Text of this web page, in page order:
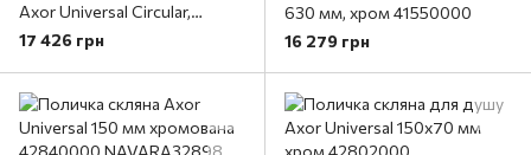
Axor Universal Circular,
Polished Red Gold
17 426 грн
630 мм, хром 41550000
16 279 грн